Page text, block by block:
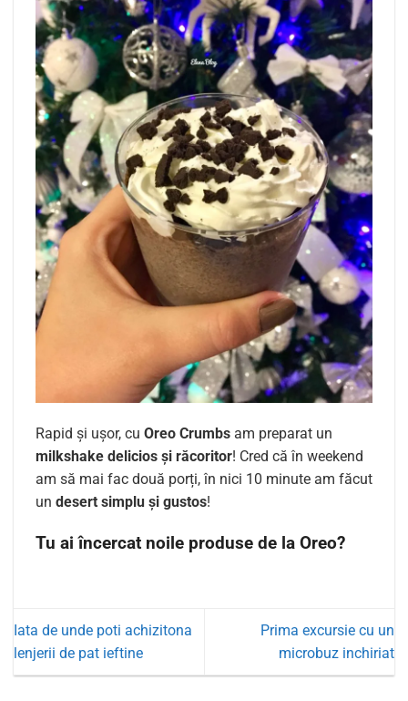
Rapid și ușor, cu Oreo Crumbs am preparat un
milkshake delicios și răcoritor! Cred că în weekend
am să mai fac două porți, în nici 10 minute am făcut
un desert simplu și gustos!
Tu ai încercat noile produse de la Oreo?
Iata de unde poti achizitona
lenjerii de pat ieftine
Prima excursie cu un
microbuz inchiriat